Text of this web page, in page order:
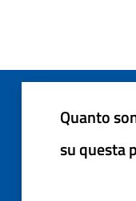
Quanto
su questa